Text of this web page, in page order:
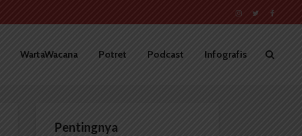
WartaWacana Potret Podcast Infografis
Pentingnya